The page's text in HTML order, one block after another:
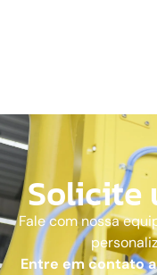
Solicite
Fale com nossa
Entre em contato